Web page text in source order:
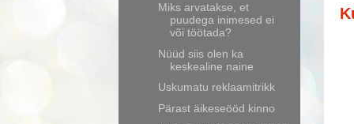
Miks arvatakse, et
puudega inimesed ei
või töötada?
Nüüd siis olen ka
keskealine naine
Uskumatu reklaamitrikk
Pärast äikeseööd kinno